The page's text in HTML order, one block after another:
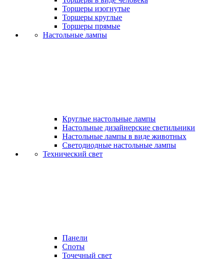
Торшеры изогнутые
Торшеры круглые
Торшеры прямые
Настольные лампы
Круглые настольные лампы
Настольные дизайнерские светильники
Настольные лампы в виде животных
Светодиодные настольные лампы
Технический свет
Панели
Споты
Точечный свет